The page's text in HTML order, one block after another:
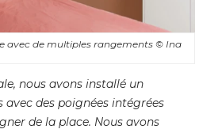
avec de multiples rangements © Ina
nous avons installé un
des poignées intégrées
de la place. Nous avons